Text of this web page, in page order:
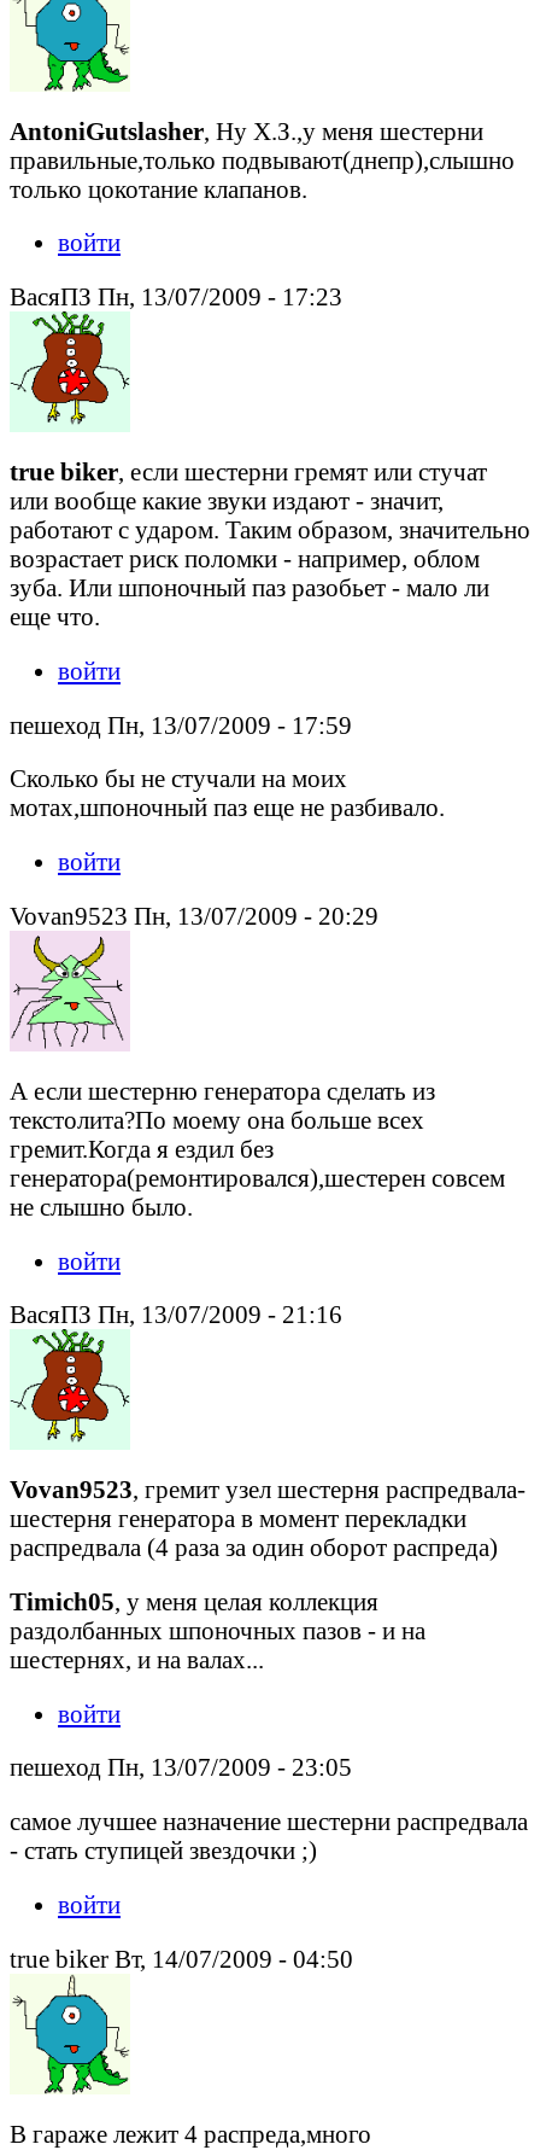
AntoniGutslasher , Ну Х.З.,у меня шестерни
правильные,только подвывают(днепр),слышно
только цокотание клапанов.
войти
ВасяПЗ Пн, 13/07/2009 - 17:23
true biker, если шестерни гремят или стучат
или вообще какие звуки издают - значит,
работают с ударом. Таким образом, значительно
возрастает риск поломки - например, облом
зуба. Или шпоночный паз разобьет - мало ли
еще что.
войти
пешеход Пн, 13/07/2009 - 17:59
Сколько бы не стучали на моих
мотах,шпоночный паз еще не разбивало.
войти
Vovan9523 Пн, 13/07/2009 - 20:29
А если шестерню генератора сделать из
текстолита?По моему она больше всех
гремит.Когда я ездил без
генератора(ремонтировался),шестерен совсем
не слышно было.
войти
ВасяПЗ Пн, 13/07/2009 - 21:16
Vovan9523, гремит узел шестерня распредвала-
шестерня генератора в момент перекладки
распредвала (4 раза за один оборот распреда)
Timich05, у меня целая коллекция
раздолбанных шпоночных пазов - и на
шестернях, и на валах...
войти
пешеход Пн, 13/07/2009 - 23:05
самое лучшее назначение шестерни распредвала
- стать ступицей звездочки ;)
войти
true biker Вт, 14/07/2009 - 04:50
В гараже лежит 4 распреда,много